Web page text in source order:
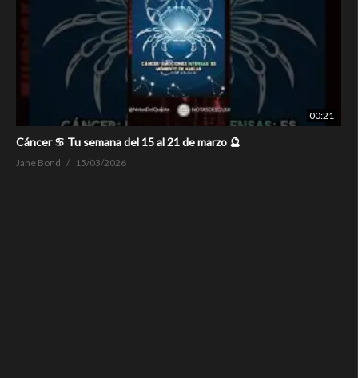
00:21
Cáncer ♋ Tu semana del 15 al 21 de marzo 🔮
Jane Bond 15/03/2026